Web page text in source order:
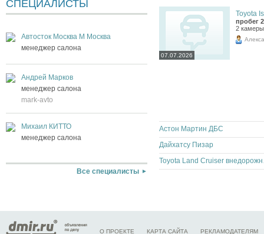
СПЕЦИАЛИСТЫ
Автосток Москва М Москва
менеджер салона
Андрей Марков
менеджер салона
mark-avto
Михаил КИТТО
менеджер салона
Все специалисты
07.07.2026
Toyota
пробег
2
Астон Мартин ДБС
Дайхатсу Пизар
О ПРОЕКТЕ КАРТА САЙТА РЕКЛАМОДАТЕЛЯМ